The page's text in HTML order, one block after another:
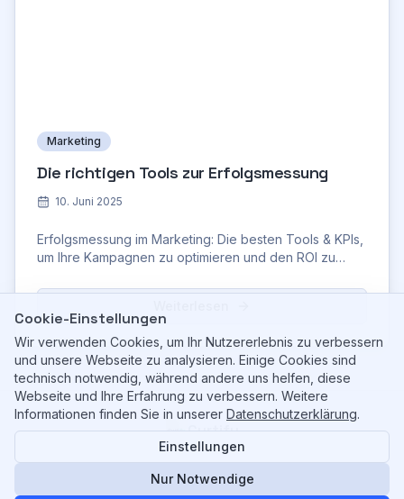
Marketing
Die richtigen Tools zur Erfolgsmessung
10. Juni 2025
Erfolgsmessung im Marketing: Die besten Tools & KPIs,
um Ihre Kampagnen zu optimieren und den ROI zu
Curtify
Curtify. All rights reserved.
Ihr KI-gestützter Partner für Shopify & Content.
Cookie-Einstellungen
Wir verwenden Cookies, um Ihr Nutzererlebnis zu verbessern
und unsere Webseite zu analysieren. Einige Cookies sind
technisch notwendig, während andere uns helfen, diese
Webseite und Ihre Erfahrung zu verbessern. Weitere
Informationen finden Sie in unserer Datenschutzerklärung.
Einstellungen
Nur Notwendige